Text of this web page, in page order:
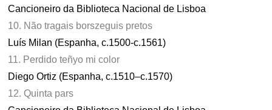
Cancioneiro da Biblioteca Nacional de Lisboa
10. Não tragais borszeguis pretos
Luís Milan (Espanha, c.1500-c.1561)
11. Perdido teñyo mi color
Diego Ortiz (Espanha, c.1510–c.1570)
12. Quinta pars